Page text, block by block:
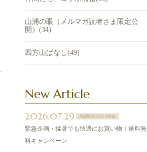
山浦の眼（メルマガ読者さま限定公
開）(34)
四方山ばなし(49)
New Article
2026.07.29 商品配送にかかる料金
緊急企画・猛暑でも快適にお買い物！送料無
料キャンペーン